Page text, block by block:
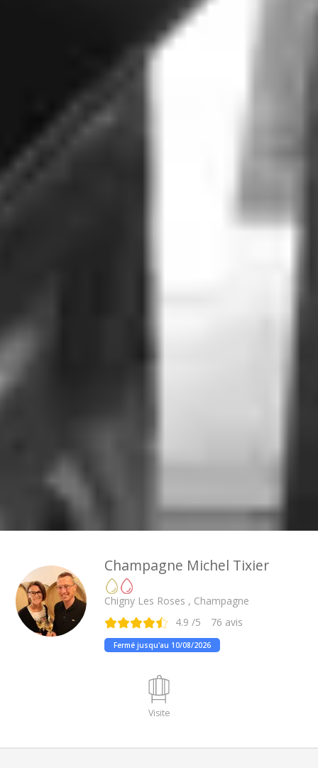
Champagne Michel Tixier
Chigny Les Roses , Champagne
4.9 /5 76 avis
Fermé jusqu'au 10/08/2026
Visite